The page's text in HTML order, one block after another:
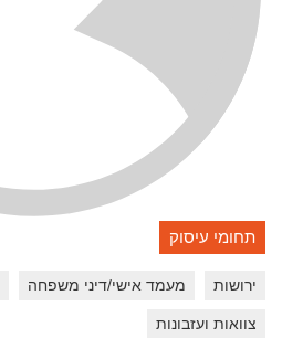
תחומי עיסוק
ירושות מעמד אישי/דיני משפחה
צוואות ועזבונות